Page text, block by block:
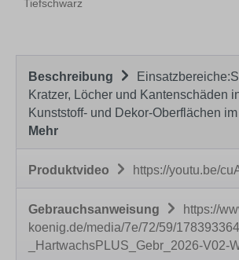
Tiefschwarz
Beschreibung
Kratzer, Löcher und Kantenschäden
Kunststoff- und Dekor-Oberflächen
Mehr
Produktvideo https://youtu.be/
Gebrauchsanweisung
https://
koenig.de/media/7e/72/59/
_HartwachsPLUS_Gebr_2026-V02-